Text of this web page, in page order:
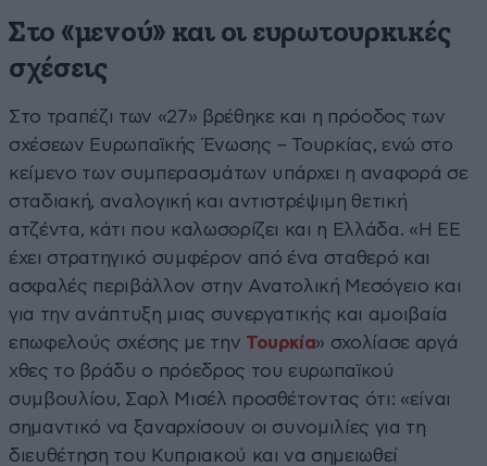
Στο «μενού» και οι ευρωτουρκικές
σχέσεις
Στο τραπέζι των «27» βρέθηκε και η πρόοδος των
σχέσεων Ευρωπαϊκής Ένωσης – Τουρκίας, ενώ στο
κείμενο των συμπερασμάτων υπάρχει η αναφορά σε
σταδιακή, αναλογική και αντιστρέψιμη θετική
ατζέντα, κάτι που καλωσορίζει και η Ελλάδα. «Η ΕΕ
έχει στρατηγικό συμφέρον από ένα σταθερό και
ασφαλές περιβάλλον στην Ανατολική Μεσόγειο και
για την ανάπτυξη μιας συνεργατικής και αμοιβαία
επωφελούς σχέσης με την Τουρκία» σχολίασε αργά
χθες το βράδυ ο πρόεδρος του ευρωπαϊκού
συμβουλίου, Σαρλ Μισέλ προσθέτοντας ότι: «είναι
σημαντικό να ξαναρχίσουν οι συνομιλίες για τη
διευθέτηση του Κυπριακού και να σημειωθεί